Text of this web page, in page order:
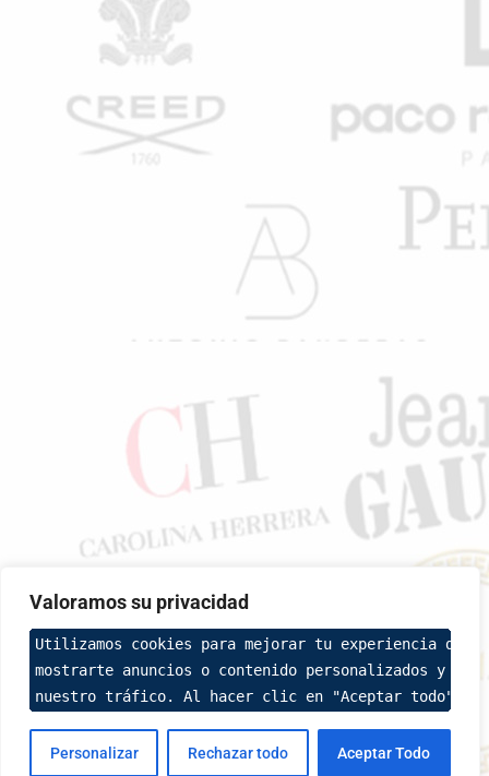
Valoramos su privacidad
Utilizamos cookies para mejorar tu experiencia de
mostrarte anuncios o contenido personalizados y
nuestro tráfico. Al hacer clic en "Aceptar todo",
Personalizar Rechazar todo Aceptar Todo